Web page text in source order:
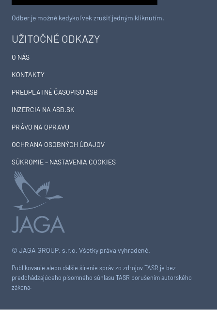
© JAGA GROUP, s.r.o. Všetky práva vyhradené.
Publikovanie alebo ďalšie šírenie správ zo zdrojov TASR je bez
predchádzajúceho písomného súhlasu TASR porušením autorského
zákona.
UŽITOČNÉ ODKAZY
O NÁS
KONTAKTY
PREDPLATNÉ ČASOPISU ASB
INZERCIA NA ASB.SK
PRÁVO NA OPRAVU
OCHRANA OSOBNÝCH ÚDAJOV
SÚKROMIE – NASTAVENIA COOKIES
Odber je možné kedykoľvek zrušiť jedným kliknutím.